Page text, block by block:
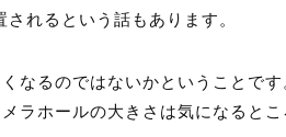
れるという話もあります。
なるのではないかということです
ラホールの大きさは気になるとこ